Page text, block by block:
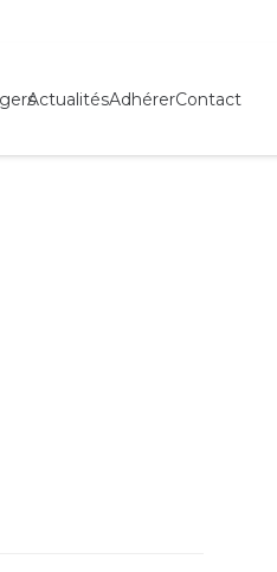
ActualitésAdhérerContact